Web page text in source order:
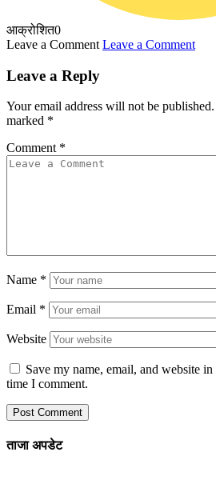
आक्रोशित0
Leave a Comment Leave a Comment
Leave a Reply
Your email address will not be published.
marked *
Comment *
Name *
Email *
Website
Save my name, email, and website
time I comment.
ताजा अपडेट